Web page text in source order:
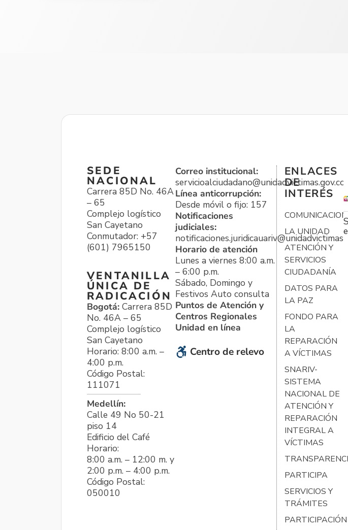
SEDE
NACIONAL
Carrera 85D No. 46A
– 65
Complejo logístico
San Cayetano
Conmutador: +57
(601) 7965150
VENTANILLA
ÚNICA DE
RADICACIÓN
Bogotá: Carrera 85D
No. 46A – 65
Complejo logístico
San Cayetano
Horario: 8:00 a.m. –
4:00 p.m.
Código Postal:
111071
Medellín:
Calle 49 No 50-21
piso 14
Edificio del Café
Horario:
8:00 a.m. – 12:00 m. y
2:00 p.m. – 4:00 p.m.
Código Postal:
050010
Correo institucional:
servicioalciudadano@unidadvictimas.gov.co
Línea anticorrupción:
Desde móvil o fijo: 157
Notificaciones
judiciales:
Horario de atención
Lunes a viernes 8:00 a.m.
– 6:00 p.m.
Sábado, Domingo y
Festivos Auto consulta
Puntos de Atención y
Centros Regionales
Unidad en línea
Centro de relevo
ENLACES
DE
INTERÉS
LA UNIDAD
ATENCIÓN Y
SERVICIOS
CIUDADANÍA
DATOS PARA
LA PAZ
FONDO PARA
LA
REPARACIÓN
A VÍCTIMAS
SNARIV-
SISTEMA
NACIONAL DE
ATENCIÓN Y
REPARACIÓN
INTEGRAL A
VÍCTIMAS
PARTICIPA
SERVICIOS Y
TRÁMITES
PARTICIPACIÓN